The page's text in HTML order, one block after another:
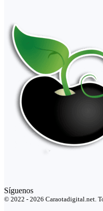
Síguenos
© 2022 - 2026 Caraotadigital.net.